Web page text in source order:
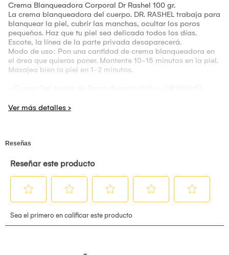
Crema Blanqueadora Corporal Dr Rashel 100 gr.
La crema blanqueadora del cuerpo. DR. RASHEL trabaja para
blanquear la piel, cubrir las manchas, ocultar los poros
pequeños. Haz que tu piel sea delicada todos los días.
Escote, la línea de la parte privada desaparecerá.
Modo de uso: Pon una cantidad de crema blanqueadora en
el área que quieras poner. Mantente 10-15 minutos en la piel.
Masajea bien la piel en 1-2 minutos.
texturas y las apariencias. Ayuda a suavizar la piel, retrasa
el cuello completamente limpios, Masajee la piel con
la mañana como base de maquillaje hidratante y por la